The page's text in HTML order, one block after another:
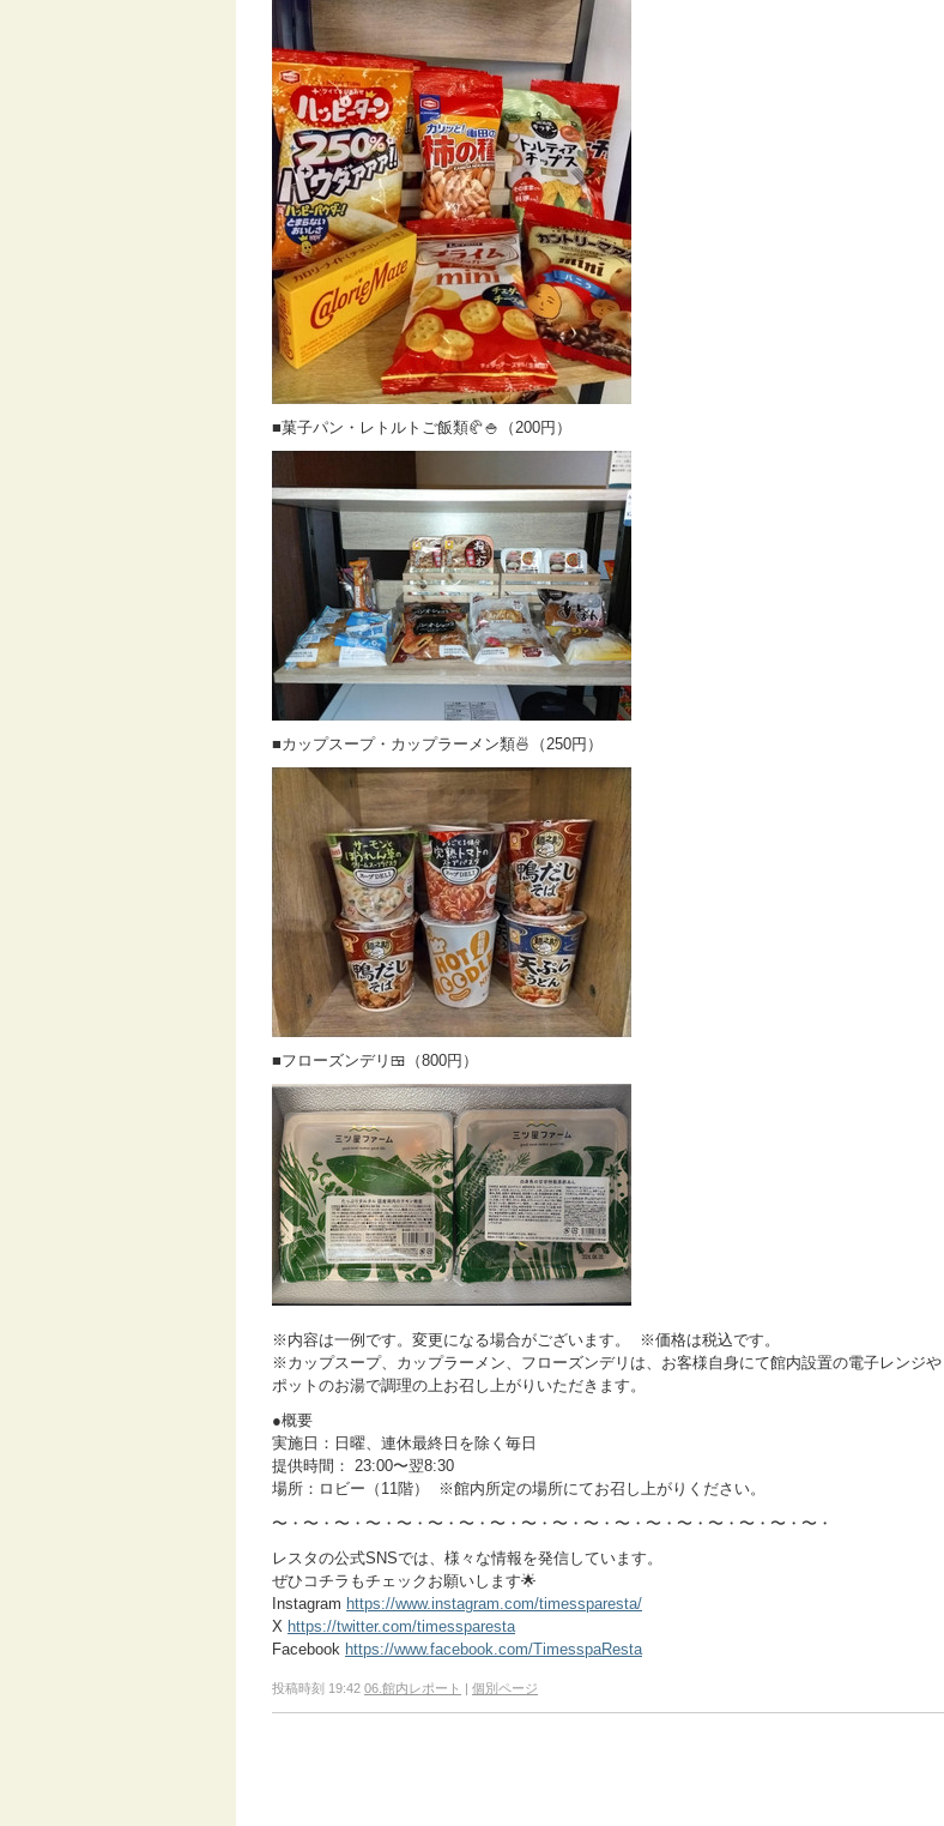
■菓子パン・レトルトご飯類🥐🍚（200円）
■カップスープ・カップラーメン類🍜（250円）
■フローズンデリ🍱（800円）
※内容は一例です。変更になる場合がございます。 ※価格は税込です。
※カップスープ、カップラーメン、フローズンデリは、お客様自身にて館内設置の電子レンジや
ポットのお湯で調理の上お召し上がりいただきます。
●概要
実施日：日曜、連休最終日を除く毎日
提供時間： 23:00〜翌8:30
場所：ロビー（11階） ※館内所定の場所にてお召し上がりください。
〜・〜・〜・〜・〜・〜・〜・〜・〜・〜・〜・〜・〜・〜・〜・〜・〜・〜・
レスタの公式SNSでは、様々な情報を発信しています。
ぜひコチラもチェックお願いします🌟
Instagram https://www.instagram.com/timessparesta/
X https://twitter.com/timessparesta
Facebook https://www.facebook.com/TimesspaResta
投稿時刻 19:42 06.館内レポート | 個別ページ